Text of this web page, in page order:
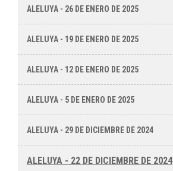
ALELUYA - 26 DE ENERO DE 2025
ALELUYA - 19 DE ENERO DE 2025
ALELUYA - 12 DE ENERO DE 2025
ALELUYA - 5 DE ENERO DE 2025
ALELUYA - 29 DE DICIEMBRE DE 2024
ALELUYA - 22 DE DICIEMBRE DE 2024